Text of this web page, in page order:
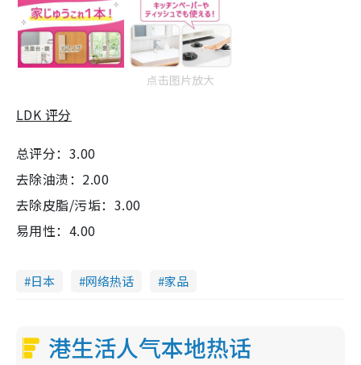
点击图片放大
LDK 评分
总评分：3.00
去除油渍：2.00
去除皮脂/污垢：3.00
易用性：4.00
日本 网络热话 家品
港生活人气本地热话